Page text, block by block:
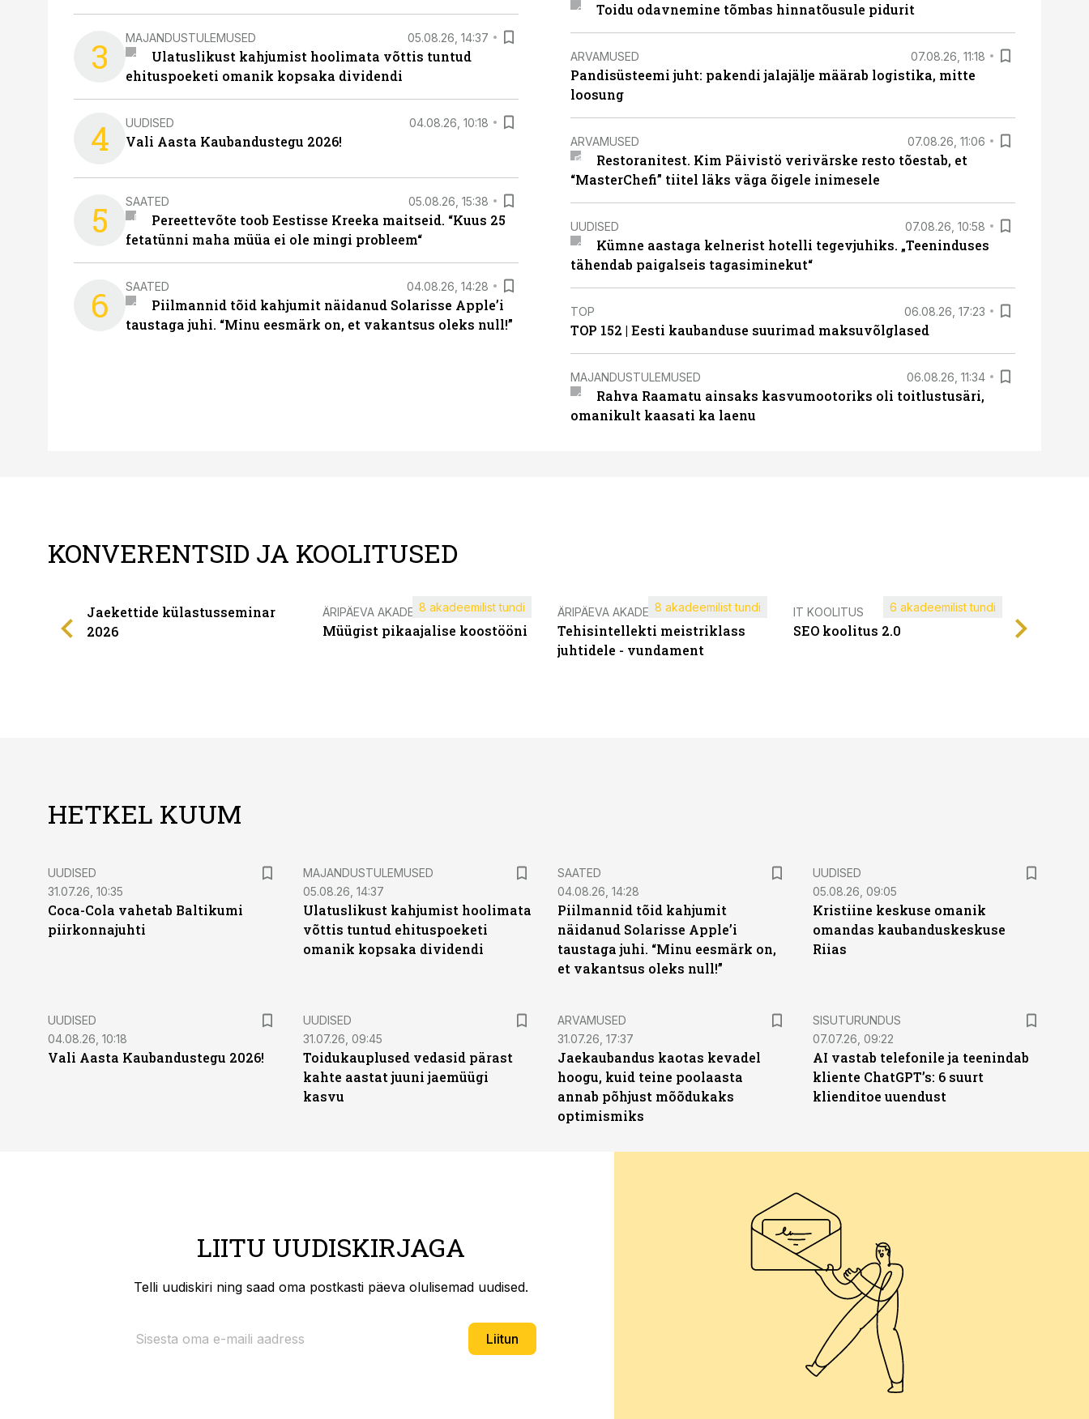
3 MAJANDUSTULEMUSED 05.08.26, 14:37
Ulatuslikust kahjumist hoolimata võttis tuntud
ehituspoeketi omanik kopsaka dividendi
4 UUDISED 04.08.26, 10:18
Vali Aasta Kaubandustegu 2026!
5 SAATED 05.08.26, 15:38
Pereettevõte toob Eestisse Kreeka maitseid. “Kuus 25
fetatünni maha müüa ei ole mingi probleem“
6 SAATED 04.08.26, 14:28
Piilmannid tõid kahjumit näidanud Solarisse Apple’i
taustaga juhi. “Minu eesmärk on, et vakantsus oleks null!”
Toidu odavnemine tõmbas hinnatõusule pidurit
ARVAMUSED 07.08.26, 11:18
Pandisüsteemi juht: pakendi jalajälje määrab logistika, mitte
loosung
ARVAMUSED 07.08.26, 11:06
Restoranitest. Kim Päivistö verivärske resto tõestab, et
“MasterChefi” tiitel läks väga õigele inimesele
UUDISED 07.08.26, 10:58
Kümne aastaga kelnerist hotelli tegevjuhiks. „Teeninduses
tähendab paigalseis tagasiminekut“
TOP 06.08.26, 17:23
TOP 152 | Eesti kaubanduse suurimad maksuvõlglased
MAJANDUSTULEMUSED 06.08.26, 11:34
Rahva Raamatu ainsaks kasvumootoriks oli toitlustusäri,
omanikult kaasati ka laenu
KONVERENTSID JA KOOLITUSED
Jaekettide külastusseminar
2026
ÄRIPÄEVA AKADEEMIA
Müügist pikaajalise koostööni
8 akadeemilist tundi ÄRIPÄEVA AKADEEMIA
Tehisintellekti meistriklass
juhtidele - vundament
8 akadeemilist tundi IT KOOLITUS
SEO koolitus 2.0
6 akadeemilist tundi
HETKEL KUUM
UUDISED
31.07.26, 10:35
Coca-Cola vahetab Baltikumi
piirkonnajuhti
MAJANDUSTULEMUSED
05.08.26, 14:37
Ulatuslikust kahjumist hoolimata
võttis tuntud ehituspoeketi
omanik kopsaka dividendi
SAATED
04.08.26, 14:28
Piilmannid tõid kahjumit
näidanud Solarisse Apple’i
taustaga juhi. “Minu eesmärk on,
et vakantsus oleks null!”
UUDISED
05.08.26, 09:05
Kristiine keskuse omanik
omandas kaubanduskeskuse
Riias
UUDISED
04.08.26, 10:18
Vali Aasta Kaubandustegu 2026!
UUDISED
31.07.26, 09:45
Toidukauplused vedasid pärast
kahte aastat juuni jaemüügi
kasvu
ARVAMUSED
31.07.26, 17:37
Jaekaubandus kaotas kevadel
hoogu, kuid teine poolaasta
annab põhjust mõõdukaks
optimismiks
ST
SISUTURUNDUS
07.07.26, 09:22
AI vastab telefonile ja teenindab
kliente ChatGPT’s: 6 suurt
klienditoe uuendust
LIITU UUDISKIRJAGA
Telli uudiskiri ning saad oma postkasti päeva olulisemad uudised.
Liitun